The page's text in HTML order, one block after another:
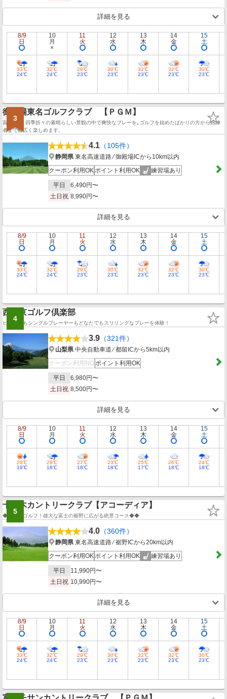
詳細を見る
8/9
日
33℃
24℃
10
月
32℃
24℃
11
火
29℃
23℃
12
水
30℃
23℃
13
木
32℃
23℃
14
金
32℃
23℃
15
土
30℃
23℃
3
御殿場東名ゴルフクラブ 【ＰＧＭ】
富士の麓､四季折々の素晴らしい景観の中で爽快なプレーを｡ゴルフを始めたばかりの方から熟練
者まで幅広く楽しめます。
4.1 （105件）
静岡県東名高速道路 ⁄ 御殿場ICから10km以内
クーポン利用OKポイント利用OK 練習場あり
平日
6,490円〜
土日祝 8,990円〜
詳細を見る
8/9
日
33℃
24℃
10
月
32℃
24℃
11
火
29℃
23℃
12
水
30℃
23℃
13
木
32℃
23℃
14
金
32℃
23℃
15
土
30℃
23℃
4
西東京ゴルフ倶楽部
ビギナーもシングルプレーヤーもどなたでもスリリングなプレーを体験！
3.9 （321件）
山梨県中央自動車道 ⁄ 都留ICから5km以内
クーポン利用NG ポイント利用OK
平日
6,980円〜
土日祝 8,500円〜
詳細を見る
8/9
日
29℃
19℃
10
月
29℃
18℃
11
火
27℃
18℃
12
水
23℃
18℃
13
木
25℃
17℃
14
金
26℃
18℃
15
土
24℃
18℃
5
十里木カントリークラブ【アコーディア】
◆◆高原ゴルフ！雄大な富士の裾野に広がる絶景コース◆◆
4.0 （360件）
静岡県東名高速道路 ⁄ 裾野ICから20km以内
クーポン利用OKポイント利用OK 練習場あり
平日
11,990円〜
土日祝 10,990円〜
詳細を見る
8/9
日
33℃
24℃
10
月
32℃
24℃
11
火
29℃
23℃
12
水
30℃
23℃
13
木
32℃
23℃
14
金
32℃
23℃
15
土
30℃
23℃